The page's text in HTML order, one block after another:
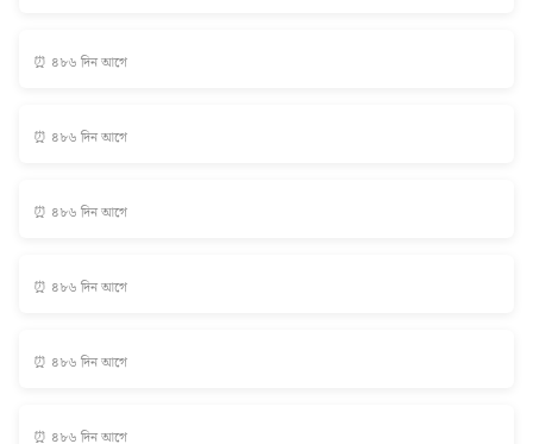
⏰ ৪৮৬ দিন আগে
⏰ ৪৮৬ দিন আগে
⏰ ৪৮৬ দিন আগে
⏰ ৪৮৬ দিন আগে
⏰ ৪৮৬ দিন আগে
⏰ ৪৮৬ দিন আগে